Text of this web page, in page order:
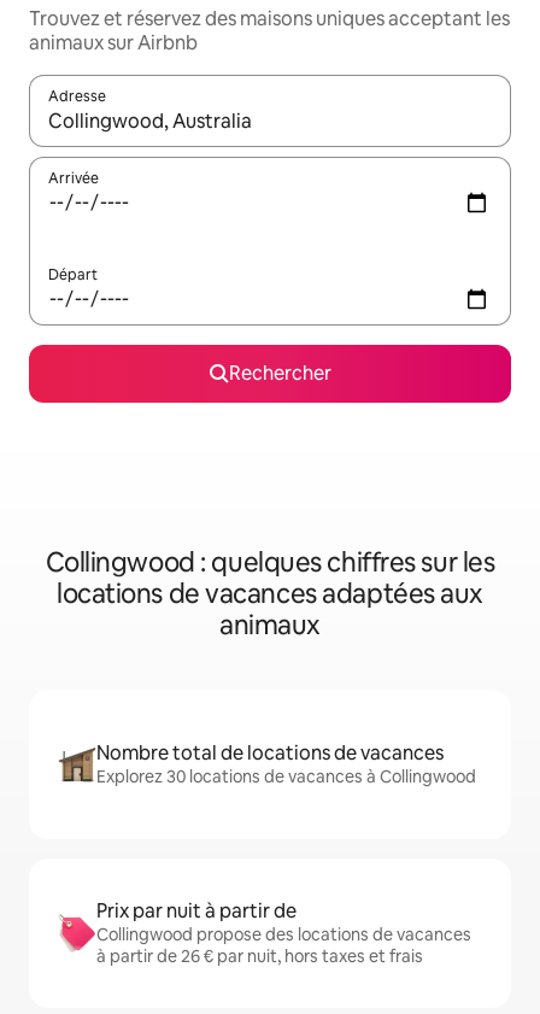
Trouvez et réservez des maisons uniques acceptant les
animaux sur Airbnb
Adresse
Lorsque les résultats s'affichent, utilisez les flèches vers le
Arrivée
Départ
Rechercher
Collingwood : quelques chiffres sur les
locations de vacances adaptées aux
animaux
Nombre total de locations de vacances
Explorez 30 locations de vacances à Collingwood
Prix par nuit à partir de
Collingwood propose des locations de vacances
à partir de 26 € par nuit, hors taxes et frais